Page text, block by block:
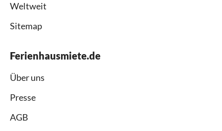
Weltweit
Sitemap
Ferienhausmiete.de
Über uns
Presse
AGB